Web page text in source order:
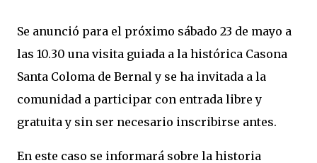
Se anunció para el próximo sábado 23 de mayo a
las 10.30 una visita guiada a la histórica Casona
Santa Coloma de Bernal y se ha invitada a la
comunidad a participar con entrada libre y
gratuita y sin ser necesario inscribirse antes.
En este caso se informará sobre la historia